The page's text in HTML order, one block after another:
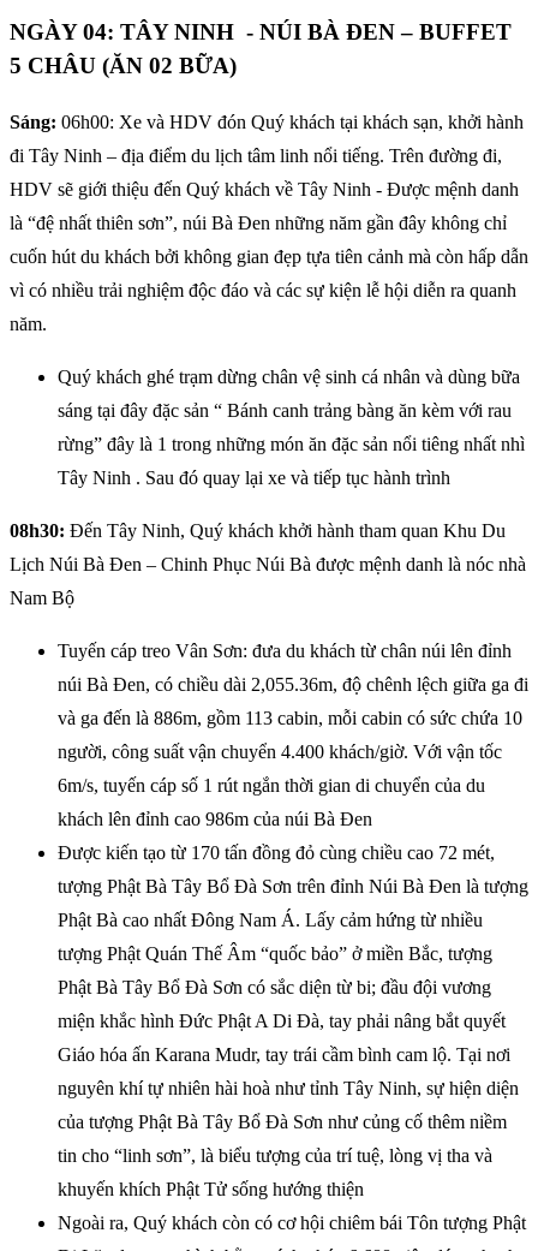
NGÀY 04: TÂY NINH - NÚI BÀ ĐEN – BUFFET
5 CHÂU (ĂN 02 BỮA)
Sáng: 06h00: Xe và HDV đón Quý khách tại khách sạn, khởi hành
đi Tây Ninh – địa điểm du lịch tâm linh nổi tiếng. Trên đường đi,
HDV sẽ giới thiệu đến Quý khách về Tây Ninh - Được mệnh danh
là “đệ nhất thiên sơn”, núi Bà Đen những năm gần đây không chỉ
cuốn hút du khách bởi không gian đẹp tựa tiên cảnh mà còn hấp dẫn
vì có nhiều trải nghiệm độc đáo và các sự kiện lễ hội diễn ra quanh
năm.
Quý khách ghé trạm dừng chân vệ sinh cá nhân và dùng bữa
sáng tại đây đặc sản “ Bánh canh trảng bàng ăn kèm với rau
rừng” đây là 1 trong những món ăn đặc sản nổi tiêng nhất nhì
Tây Ninh . Sau đó quay lại xe và tiếp tục hành trình
08h30: Đến Tây Ninh, Quý khách khởi hành tham quan Khu Du
Lịch Núi Bà Đen – Chinh Phục Núi Bà được mệnh danh là nóc nhà
Nam Bộ
Tuyến cáp treo Vân Sơn: đưa du khách từ chân núi lên đỉnh
núi Bà Đen, có chiều dài 2,055.36m, độ chênh lệch giữa ga đi
và ga đến là 886m, gồm 113 cabin, mỗi cabin có sức chứa 10
người, công suất vận chuyển 4.400 khách/giờ. Với vận tốc
6m/s, tuyến cáp số 1 rút ngắn thời gian di chuyển của du
khách lên đỉnh cao 986m của núi Bà Đen
Được kiến tạo từ 170 tấn đồng đỏ cùng chiều cao 72 mét,
tượng Phật Bà Tây Bổ Đà Sơn trên đỉnh Núi Bà Đen là tượng
Phật Bà cao nhất Đông Nam Á. Lấy cảm hứng từ nhiều
tượng Phật Quán Thế Âm “quốc bảo” ở miền Bắc, tượng
Phật Bà Tây Bổ Đà Sơn có sắc diện từ bi; đầu đội vương
miện khắc hình Đức Phật A Di Đà, tay phải nâng bắt quyết
Giáo hóa ấn Karana Mudr, tay trái cầm bình cam lộ. Tại nơi
nguyên khí tự nhiên hài hoà như tỉnh Tây Ninh, sự hiện diện
của tượng Phật Bà Tây Bổ Đà Sơn như củng cố thêm niềm
tin cho “linh sơn”, là biểu tượng của trí tuệ, lòng vị tha và
khuyến khích Phật Tử sống hướng thiện
Ngoài ra, Quý khách còn có cơ hội chiêm bái Tôn tượng Phật